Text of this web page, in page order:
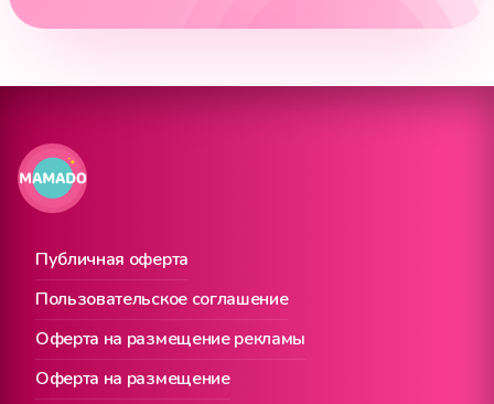
Публичная оферта
Пользовательское соглашение
Оферта на размещение рекламы
Оферта на размещение